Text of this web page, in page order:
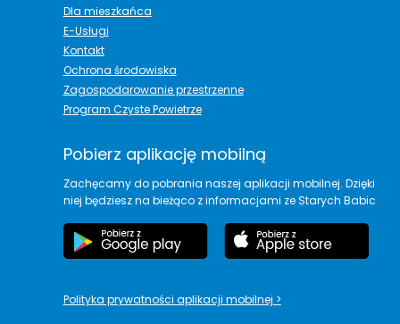
Dla mieszkańca
E-Usługi
Kontakt
Ochrona środowiska
Zagospodarowanie przestrzenne
Program Czyste Powietrze
Pobierz aplikację mobilną
Zachęcamy do pobrania naszej aplikacji mobilnej. Dzięki
niej będziesz na bieżąco z informacjami ze Starych Babic
Polityka prywatności aplikacji mobilnej >